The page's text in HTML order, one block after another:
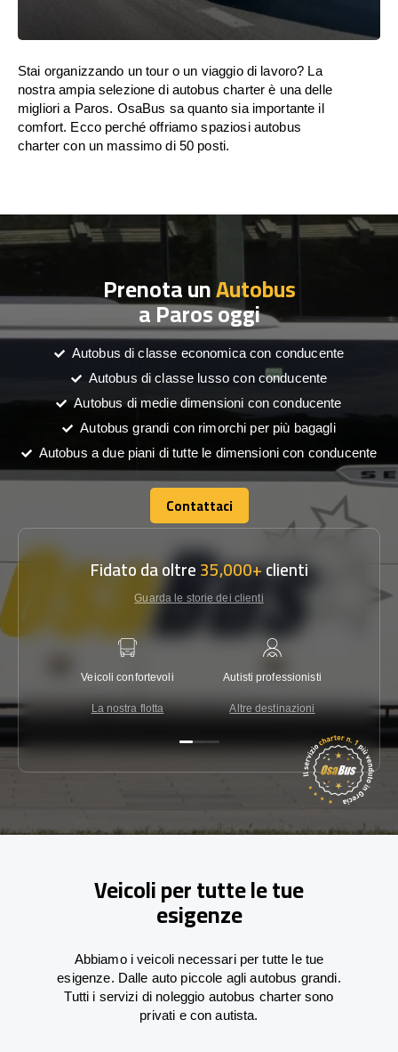
Stai organizzando un tour o un viaggio di lavoro? La
nostra ampia selezione di autobus charter è una delle
migliori a Paros. OsaBus sa quanto sia importante il
comfort. Ecco perché offriamo spaziosi autobus
charter con un massimo di 50 posti.
Prenota unAutobus
a Paros oggi
Autobus di classe economica con conducente
Autobus di classe lusso con conducente
Autobus di medie dimensioni con conducente
Autobus grandi con rimorchi per più bagagli
Autobus a due piani di tutte le dimensioni con conducente
Contattaci
Contattaci
Fidato da oltre35,000+clienti
Guarda le storie dei clienti
Veicoli confortevoli
La nostra flotta
Autisti professionisti
Altre destinazioni
Veicoli per tutte le tue
esigenze
Abbiamo i veicoli necessari per tutte le tue
esigenze. Dalle auto piccole agli autobus grandi.
Tutti i servizi di noleggio autobus charter sono
privati e con autista.